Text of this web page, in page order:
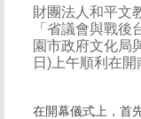
財團法人和平文
「省議會與戰
園市政府文化局
日)上午順利在開
在開幕儀式上，首